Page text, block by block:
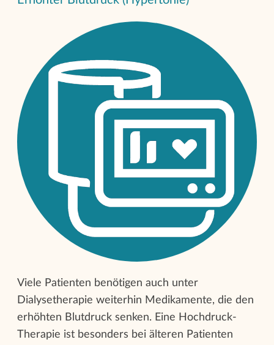
Viele Patienten benötigen auch unter
Dialysetherapie weiterhin Medikamente, die den
erhöhten Blutdruck senken. Eine Hochdruck-
Therapie ist besonders bei älteren Patienten